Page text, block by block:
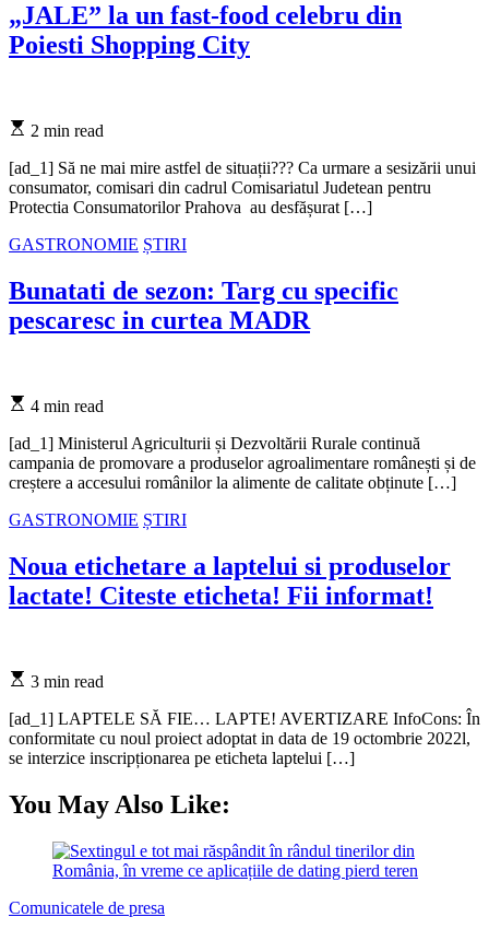
„JALE” la un fast-food celebru din
Poiesti Shopping City
Estimated
time
2 min read
[ad_1] Să ne mai mire astfel de situații??? Ca urmare a sesizării unui
consumator, comisari din cadrul Comisariatul Judetean pentru
Protectia Consumatorilor Prahova au desfășurat […]
Categories
GASTRONOMIE ȘTIRI
Bunatati de sezon: Targ cu specific
pescaresc in curtea MADR
Estimated
time
4 min read
[ad_1] Ministerul Agriculturii și Dezvoltării Rurale continuă
campania de promovare a produselor agroalimentare românești și de
creștere a accesului românilor la alimente de calitate obținute […]
Categories
GASTRONOMIE ȘTIRI
Noua etichetare a laptelui si produselor
lactate! Citeste eticheta! Fii informat!
Estimated
time
3 min read
[ad_1] LAPTELE SĂ FIE… LAPTE! AVERTIZARE InfoCons: În
conformitate cu noul proiect adoptat in data de 19 octombrie 2022l,
se interzice inscripționarea pe eticheta laptelui […]
You May Also Like:
Comunicatele de presa